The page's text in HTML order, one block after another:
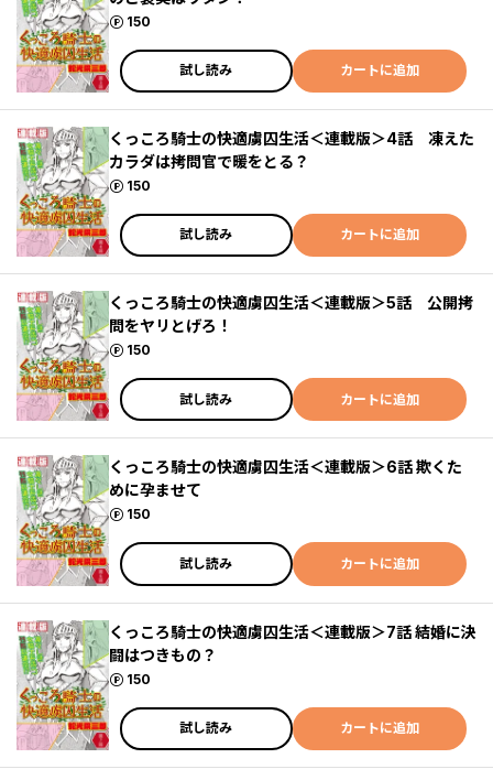
150
ポイント
試し読み カートに追加
くっころ騎士の快適虜囚生活＜連載版＞4話 凍えた
カラダは拷問官で暖をとる？
150
ポイント
試し読み カートに追加
くっころ騎士の快適虜囚生活＜連載版＞5話 公開拷
問をヤリとげろ！
150
ポイント
試し読み カートに追加
くっころ騎士の快適虜囚生活＜連載版＞6話 欺くた
めに孕ませて
150
ポイント
試し読み カートに追加
くっころ騎士の快適虜囚生活＜連載版＞7話 結婚に決
闘はつきもの？
150
ポイント
試し読み カートに追加